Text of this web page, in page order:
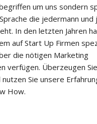
um uns sondern
die jedermann und
In den letzten Jahren
auf Start Up Firmen
die nötigen Marketing
verfügen. Überzeugen
Sie unsere
How.